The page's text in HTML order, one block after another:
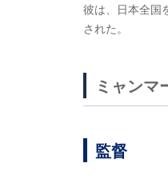
彼は、日本全国
された。
ミャン
監督